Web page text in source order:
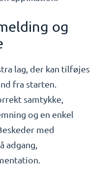
og
lag, der kan tilføjes
fra starten.
samtykke,
og en enkel
med
adgang,